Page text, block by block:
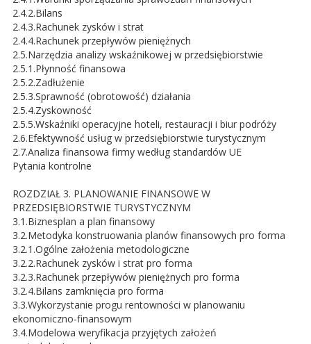
2.4.2.Bilans
2.4.3.Rachunek zysków i strat
2.4.4.Rachunek przepływów pieniężnych
2.5.Narzędzia analizy wskaźnikowej w przedsiębiorstwie
2.5.1.Płynność finansowa
2.5.2.Zadłużenie
2.5.3.Sprawność (obrotowość) działania
2.5.4.Zyskowność
2.5.5.Wskaźniki operacyjne hoteli, restauracji i biur podróży
2.6.Efektywność usług w przedsiębiorstwie turystycznym
2.7.Analiza finansowa firmy według standardów UE
Pytania kontrolne
ROZDZIAŁ 3. PLANOWANIE FINANSOWE W
PRZEDSIĘBIORSTWIE TURYSTYCZNYM
3.1.Biznesplan a plan finansowy
3.2.Metodyka konstruowania planów finansowych pro forma
3.2.1.Ogólne założenia metodologiczne
3.2.2.Rachunek zysków i strat pro forma
3.2.3.Rachunek przepływów pieniężnych pro forma
3.2.4.Bilans zamknięcia pro forma
3.3.Wykorzystanie progu rentowności w planowaniu
ekonomiczno-finansowym
3.4.Modelowa weryfikacja przyjętych założeń